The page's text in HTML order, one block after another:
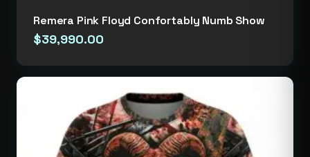
Remera Pink Floyd Confortably Numb Show
$39,990.00